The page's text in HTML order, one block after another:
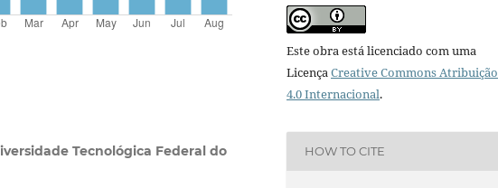
Tecnológica Federal do
Este obra está licenciado com uma
Licença Creative Commons Atribuição
4.0 Internacional.
HOW TO CITE